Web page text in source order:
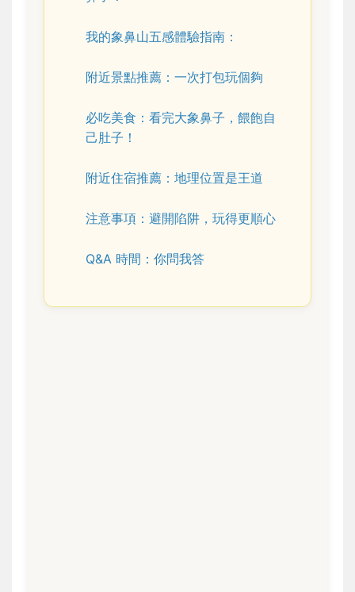
我的象鼻山五感體驗指南：
附近景點推薦：一次打包玩個夠
必吃美食：看完大象鼻子，餵飽自
己肚子！
附近住宿推薦：地理位置是王道
注意事項：避開陷阱，玩得更順心
Q&A 時間：你問我答